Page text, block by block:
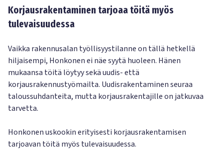
Korjausrakentaminen tarjoaa töitä myös
tulevaisuudessa
Vaikka rakennusalan työllisyystilanne on tällä hetkellä
hiljaisempi, Honkonen ei näe syytä huoleen. Hänen
mukaansa töitä löytyy sekä uudis- että
korjausrakennustyömailta. Uudisrakentaminen seuraa
taloussuhdanteita, mutta korjausrakentajille on jatkuvaa
tarvetta.
Honkonen uskookin erityisesti korjausrakentamisen
tarjoavan töitä myös tulevaisuudessa.